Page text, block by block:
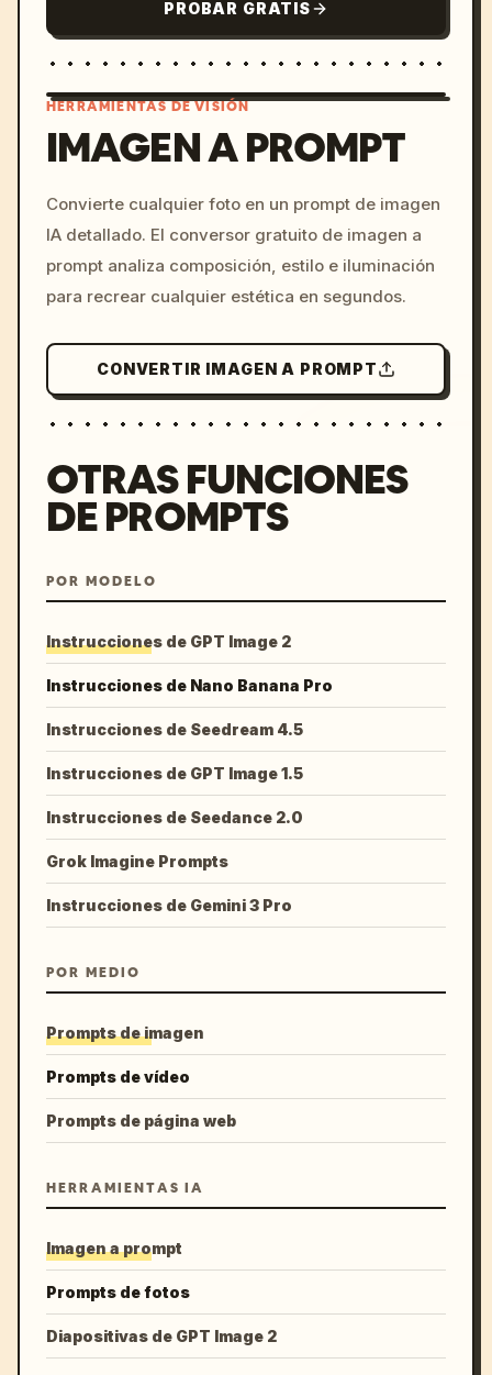
PROBAR GRATIS
c, cyberpunk sunset, neon
colors, 8k --v 6.0
HERRAMIENTAS DE VISIÓN
IMAGEN A PROMPT
Convierte cualquier foto en un prompt de imagen
IA detallado. El conversor gratuito de imagen a
prompt analiza composición, estilo e iluminación
para recrear cualquier estética en segundos.
CONVERTIR IMAGEN A PROMPT
OTRAS FUNCIONES
DE PROMPTS
POR MODELO
Instrucciones de GPT Image 2
Instrucciones de Nano Banana Pro
Instrucciones de Seedream 4.5
Instrucciones de GPT Image 1.5
Instrucciones de Seedance 2.0
Grok Imagine Prompts
Instrucciones de Gemini 3 Pro
POR MEDIO
Prompts de imagen
Prompts de vídeo
Prompts de página web
HERRAMIENTAS IA
Imagen a prompt
Prompts de fotos
Diapositivas de GPT Image 2